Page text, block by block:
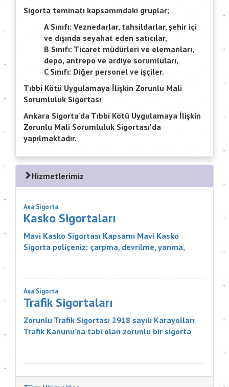
Sigorta teminatı kapsamındaki gruplar;
A Sınıfı: Veznedarlar, tahsildarlar, şehir içi
ve dışında seyahat eden satıcılar,
B Sınıfı: Ticaret müdürleri ve elemanları,
depo, antrepo ve ardiye sorumluları,
C Sınıfı: Diğer personel ve işçiler.
Tıbbi Kötü Uygulamaya İlişkin Zorunlu Mali
Sorumluluk Sigortası
Ankara Sigorta'da Tıbbi Kötü Uygulamaya İlişkin
Zorunlu Mali Sorumluluk Sigortası'da
yapılmaktadır.
Hizmetlerimiz
Axa Sigorta
Kasko Sigortaları
Mavi Kasko Sigortası Kapsamı Mavi Kasko
Sigorta poliçeniz; çarpma, devrilme, yanma,
Axa Sigorta
Trafik Sigortaları
Zorunlu Trafik Sigortası 2918 sayılı Karayolları
Trafik Kanunu'na tabi olan zorunlu bir sigorta